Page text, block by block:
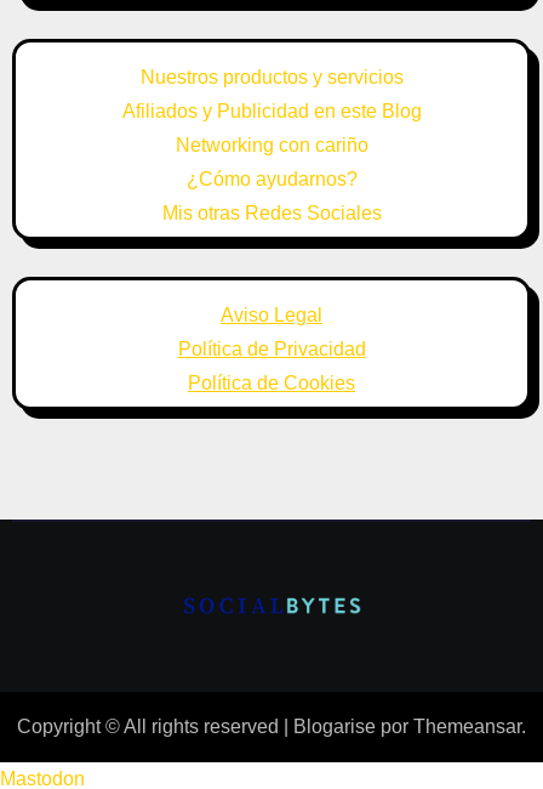
Nuestros productos y servicios
Afiliados y Publicidad en este Blog
Networking con cariño
¿Cómo ayudarnos?
Mis otras Redes Sociales
Aviso Legal
Política de Privacidad
Política de Cookies
Copyright © All rights reserved Blogarise por Themeansar.
Mastodon